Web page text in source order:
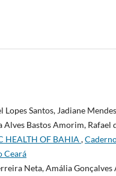
Santos, Jadiane
Bastos Amorim, Rafael
HEALTH OF BAHIA ,
Ceará
Neta, Amália